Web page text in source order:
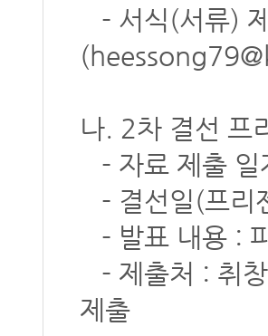
- 서식(서류)
나. 2차 결선 프
- 자료 제출
- 결선일(프리
- 발표 내용 :
- 제출처 : 취
제출